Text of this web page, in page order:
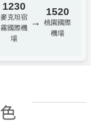
1230
麥克坦宿
霧國際機
場
→
1520
桃園國際
機場